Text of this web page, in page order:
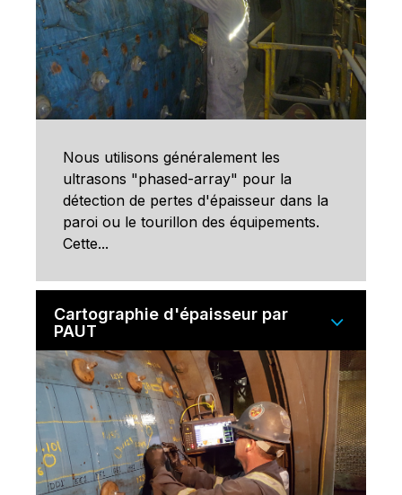
Nous utilisons généralement les
ultrasons "phased-array" pour la
détection de pertes d'épaisseur dans la
paroi ou le tourillon des équipements.
Cette...
Cartographie d'épaisseur par
PAUT